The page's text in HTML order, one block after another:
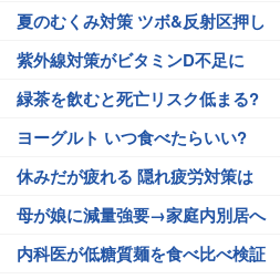
夏のむくみ対策 ツボ&反射区押し
紫外線対策がビタミンD不足に
緑茶を飲むと死亡リスク低まる?
ヨーグルト いつ食べたらいい?
休みだが疲れる 隠れ疲労対策は
母が娘に減量強要→家庭内別居へ
内科医が低糖質麺を食べ比べ検証